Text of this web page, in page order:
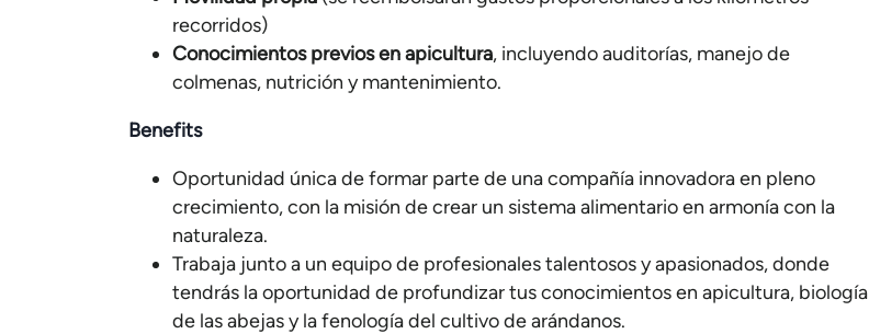
recorridos)
Conocimientos previos en apicultura, incluyendo auditorías, manejo de
colmenas, nutrición y mantenimiento.
Benefits
Oportunidad única de formar parte de una compañía innovadora en pleno
crecimiento, con la misión de crear un sistema alimentario en armonía con la
naturaleza.
Trabaja junto a un equipo de profesionales talentosos y apasionados, donde
tendrás la oportunidad de profundizar tus conocimientos en apicultura, biología
de las abejas y la fenología del cultivo de arándanos.